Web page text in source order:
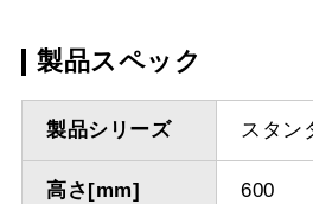
製品スペック
製品シリーズ スタン
高さ[mm]
600